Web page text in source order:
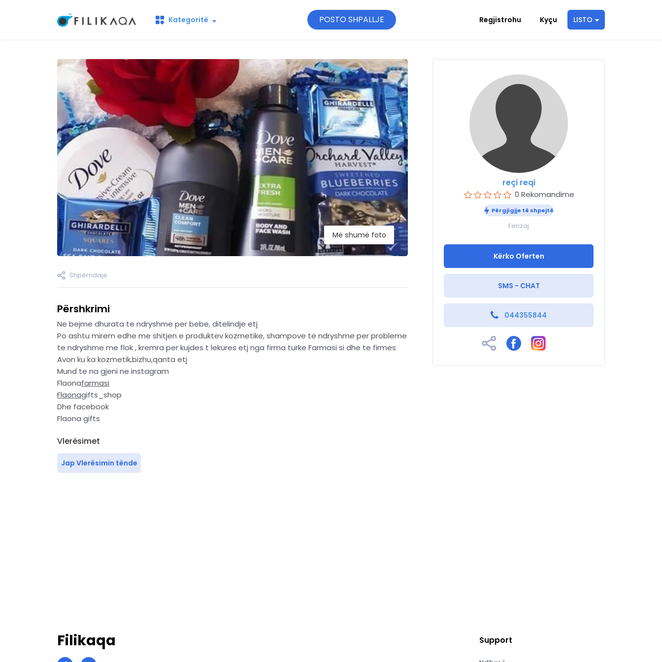
Kategoritë POSTO SHPALLJE Regjistrohu Kyçu LISTO
Më shumë foto
Shpërndaje
Përshkrimi
Ne bejme dhurata te ndryshme per bebe, ditelindje etj
Po ashtu mirem edhe me shitjen e produktev kozmetike, shampove te ndryshme per probleme
te ndryshme me flok , kremra per kujdes t lekures etj nga firma turke Farmasi si dhe te firmes
Avon ku ka kozmetik,bizhu,qanta etj
Mund te na gjeni ne instagram
Flaonafarmasi
Flaonagifts_shop
Dhe facebook
Flaona gifts
Vlerësimet
Jap Vlerësimin tënde
reçi reqi
0 Rekomandime
Përgjigjje të shpejtë
Ferizaj
Kërko Oferten
SMS - CHAT
044355844
Filikaqa Support